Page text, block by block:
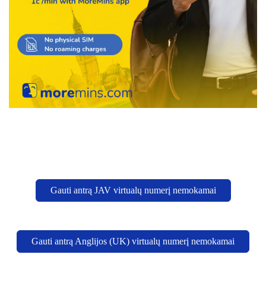
Gauti antrą JAV virtualų numerį nemokamai
Gauti antrą Anglijos (UK) virtualų numerį nemokamai